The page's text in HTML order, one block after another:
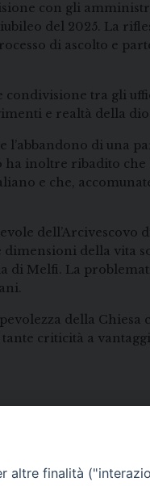
con gli
del 2025. La
di ascolto e
tra gli
e realtà della
l’abbandono di una
ha inoltre ribadito che
e che,
dell’Arcivescovo
della vita
di Melfi. La
della Chiesa
criticità a
altre finalità